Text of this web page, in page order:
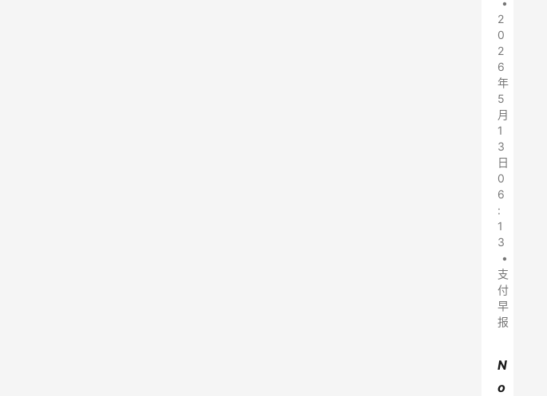
•
2
0
2
6
年
5
月
1
3
日
0
6
:
1
3
•
支
付
早
报
N
o